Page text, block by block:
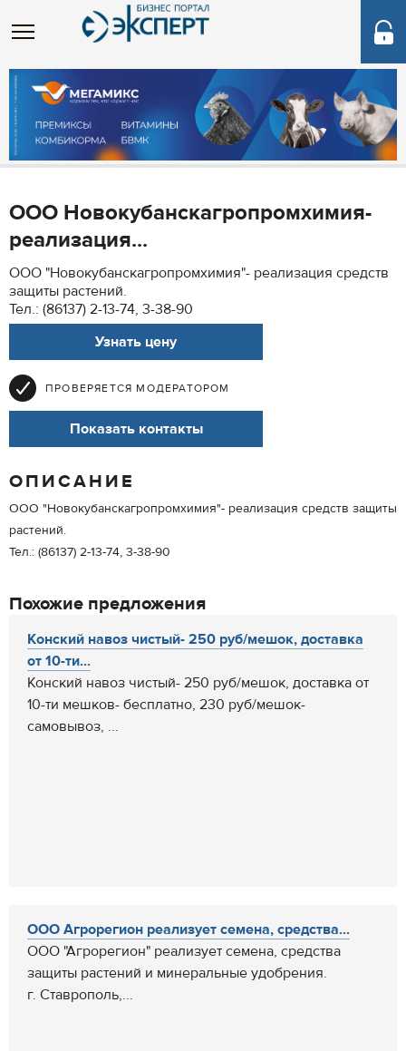
ООО Новокубанскагропромхимия-
реализация...
ООО "Новокубанскагропромхимия"- реализация средств
защиты растений.
Тел.: (86137) 2-13-74, 3-38-90
Узнать цену
ПРОВЕРЯЕТСЯ МОДЕРАТОРОМ
Показать контакты
ОПИСАНИЕ
ООО "Новокубанскагропромхимия"- реализация средств защиты
растений.
Тел.: (86137) 2-13-74, 3-38-90
Похожие предложения
Конский навоз чистый- 250 руб/мешок, доставка
от 10-ти...
Конский навоз чистый- 250 руб/мешок, доставка от
10-ти мешков- бесплатно, 230 руб/мешок-
самовывоз, ...
ООО Агрорегион реализует семена, средства...
ООО "Агрорегион" реализует семена, средства
защиты растений и минеральные удобрения.
г. Ставрополь,...